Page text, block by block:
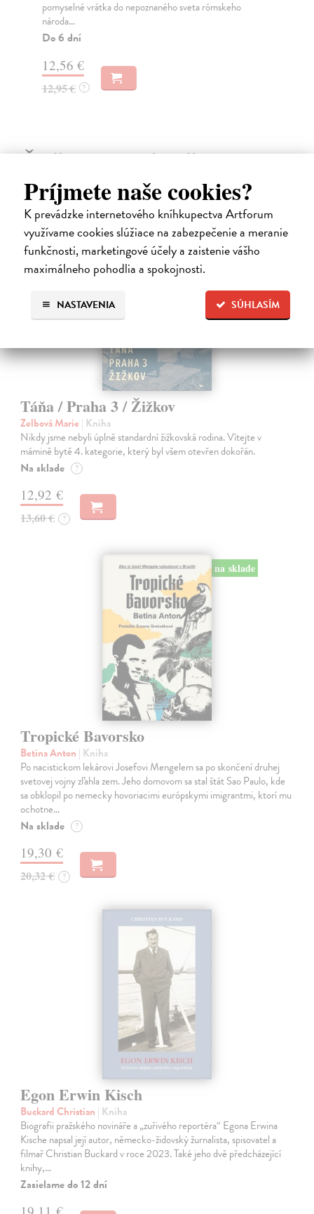
Príjmete naše cookies?
K prevádzke internetového kníhkupectva Artforum
využívame cookies slúžiace na zabezpečenie a meranie
funkčnosti, marketingové účely a zaistenie vášho
maximálneho pohodlia a spokojnosti.
SÚHLASÍM
NASTAVENIA
pomyselné vrátka do nepoznaného sveta rómskeho
národa...
Do 6 dní
12,56 €
12,95 € ?
Ďalšie z kategórie životopisy a
memoáre
na sklade
Táňa / Praha 3 / Žižkov
Zelbová Marie | Kniha
Nikdy jsme nebyli úplně standardní žižkovská rodina. Vítejte v
mámině bytě 4. kategorie, který byl všem otevřen dokořán.
Na sklade ?
12,92 €
13,60 € ?
na sklade
Tropické Bavorsko
Betina Anton | Kniha
Po nacistickom lekárovi Josefovi Mengelem sa po skončení druhej
svetovej vojny zľahla zem. Jeho domovom sa stal štát Sao Paulo, kde
sa obklopil po nemecky hovoriacimi európskymi imigrantmi, ktorí mu
ochotne…
Na sklade ?
19,30 €
20,32 € ?
Egon Erwin Kisch
Buckard Christian | Kniha
Biografii pražského novináře a „zuřivého reportéra“ Egona Erwina
Kische napsal její autor, německo-židovský žurnalista, spisovatel a
filmař Christian Buckard v roce 2023. Také jeho dvě předcházející
knihy,…
Zasielame do 12 dní